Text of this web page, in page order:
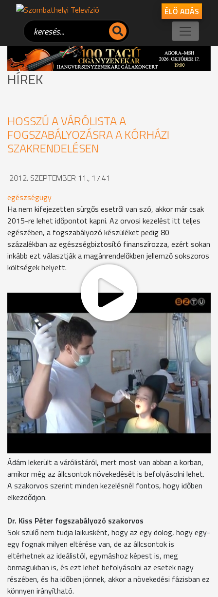
ÉLŐ ADÁS
HÍREK
HOSSZÚ A VÁRÓLISTA A
FOGSZABÁLYOZÁSRA A KÓRHÁZI
SZAKRENDELÉSEN
2012. SZEPTEMBER 11., 17:41
egészségügy
Ha nem kifejezetten sürgős esetről van szó, akkor már csak
2015-re lehet időpontot kapni. Az orvosi kezelést itt teljes
egészében, a fogszabályozó készüléket pedig 80
százalékban az egészségbiztosító finanszírozza, ezért sokan
inkább ezt választják a magánrendelőkben jellemző sokszoros
költségek helyett.
Vas megye betegeit jelenleg 3 szakorvos látja el, ha 5-en
lennének, akár egy évvel is csökkenhetne a várakozási idő.
18 évesnél fiatalabb, Vas megyei betegeket fogadnak a
szombathelyi szakrendelésen. Ádám már túl van az első
vizsgálaton, most azért jött, hogy lenyomatot vegyenek a
fogáról.
Tatai Péterné
9 éves a kisunokám, és az iskolaorvos ajánlotta, hogy
fogszabályozásra lenne szüksége, kaptunk beutalót és már
kaptunk időpontot, és nyilván azért, mert kicsit egyenetlenek
Ádám lekerült a várólistáról, mert most van abban a korban,
amikor még az állcsontok növekedését is befolyásolni lehet.
A szakorvos szerint minden kezelésnél fontos, hogy időben
elkezdődjön.
Dr. Kiss Péter fogszabályozó szakorvos
Sok szülő nem tudja laikusként, hogy az egy dolog, hogy egy-
egy fognak milyen eltérése van, de az állcsontok is
eltérhetnek az ideálistól, egymáshoz képest is, meg
önmagukban is, és ezt lehet befolyásolni az esetek nagy
részében, és ha időben jönnek, akkor a növekedési fázisban ez
könnyen irányítható.